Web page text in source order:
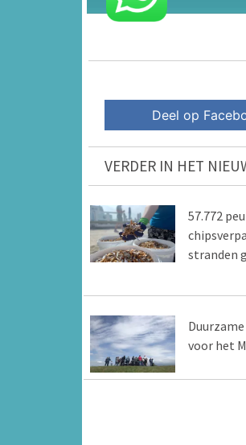
Deel op
VERDER IN HET
57.772
stranden
voor het